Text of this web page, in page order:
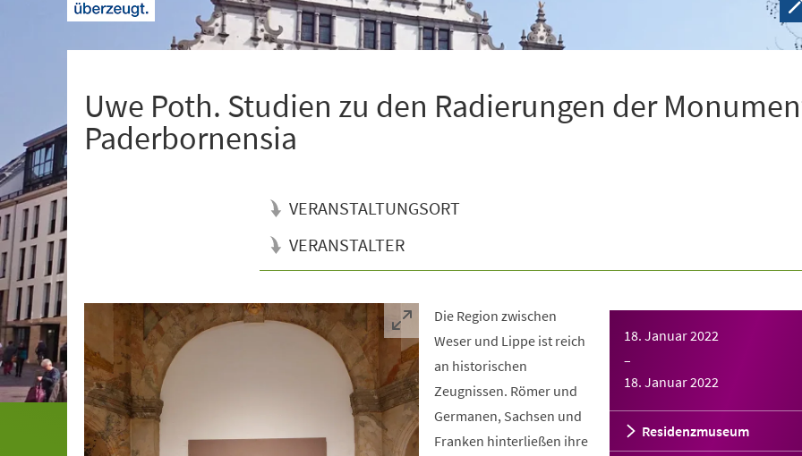
Uwe Poth. Studien zu den Radierungen der
Paderbornensia
VERANSTALTUNGSORT
VERANSTALTER
Veranstaltungsinformationen
18. Januar 2022
–
18. Januar 2022
Residenzmuseum
Die Region zwischen
Weser und Lippe ist reich
an historischen
Zeugnissen. Römer und
Germanen, Sachsen und
Franken hinterließen ihre